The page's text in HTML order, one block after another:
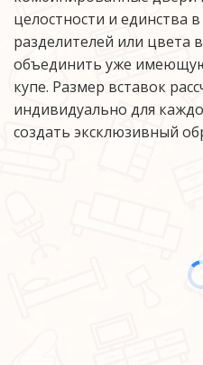
целостности и
разделителей или цвета
объединить уже
купе. Размер вставок
индивидуально для
создать эксклюзивный